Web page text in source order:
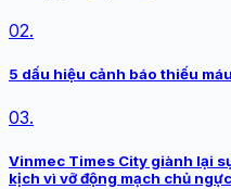
02.
5 dấu hiệu cảnh báo thiếu
03.
Vinmec Times City giành lại
kịch vì vỡ động mạch chủ ngực